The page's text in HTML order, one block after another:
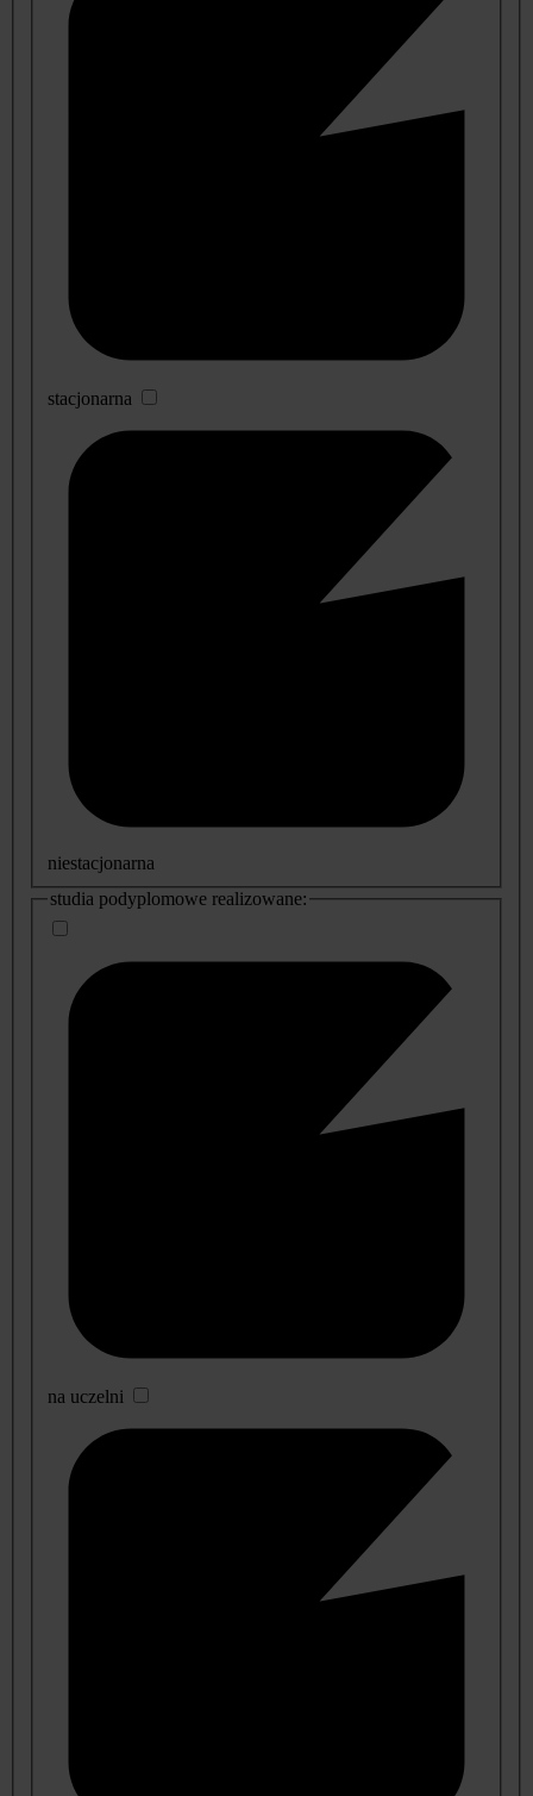
stacjonarna
niestacjonarna
studia podyplomowe realizowane:
na uczelni